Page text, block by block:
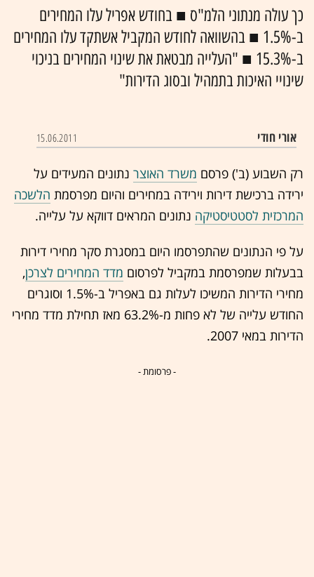
כך עולה מנתוני הלמ"ס ■ בחודש אפריל עלו המחירים
ב-1.5% ■ בהשוואה לחודש המקביל אשתקד עלו המחירים
ב-15.3% ■ "העלייה מבטאת את שינוי המחירים בניכוי
שינויי האיכות בתמהיל ובסוג הדירות"
אורי חודי 15.06.2011
רק השבוע (ב') פרסם משרד האוצר נתונים המעידים על
ירידה ברכישת דירות וירידה במחירים והיום מפרסמת הלשכה
המרכזית לסטטיסטיקה נתונים המראים דווקא על עלייה.
על פי הנתונים שהתפרסמו היום במסגרת סקר מחירי דירות
בבעלות שמפרסמת במקביל לפרסום מדד המחירים לצרכן,
מחירי הדירות המשיכו לעלות גם באפריל ב-1.5% וסוגרים
החודש עלייה של לא פחות מ-63.2% מאז תחילת מדד מחירי
הדירות במאי 2007.
- פרסומת -